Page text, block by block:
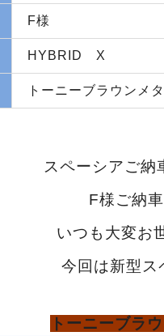
F様
HYBRID X
トーニーブラウンメ
スペーシアご納
F様ご納
いつも大変お
今回は新型ス
トーニーブラ